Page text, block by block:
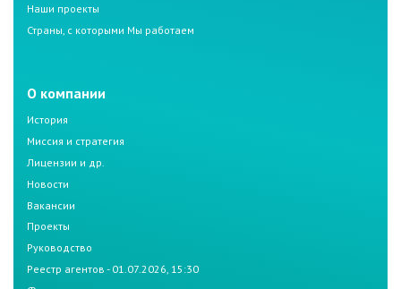
Наши проекты
Страны, с которыми Мы работаем
О компании
История
Миссия и стратегия
Лицензии и др.
Новости
Вакансии
Проекты
Руководство
Реестр агентов - 01.07.2026, 15:30